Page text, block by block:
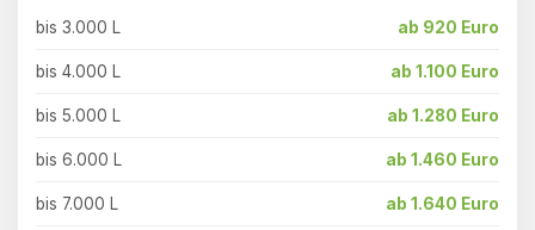
bis 3.000 L ab 920 Euro
bis 4.000 L ab 1.100 Euro
bis 5.000 L ab 1.280 Euro
bis 6.000 L ab 1.460 Euro
bis 7.000 L ab 1.640 Euro